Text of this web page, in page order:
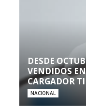
DESDE
VENDIDOS
CARGADOR
NACIONAL